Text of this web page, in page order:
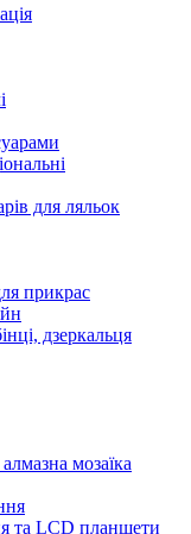
для ляльок
прикрас
дзеркальця
мозаїка
та LCD планшети